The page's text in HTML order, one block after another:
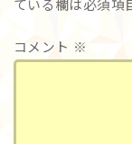
ている欄は必須項
コメント ※